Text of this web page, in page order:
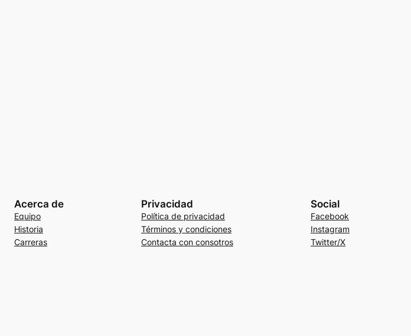
Acerca de
Equipo
Historia
Carreras
Privacidad
Política de privacidad
Términos y condiciones
Contacta con consotros
Social
Facebook
Instagram
Twitter/X